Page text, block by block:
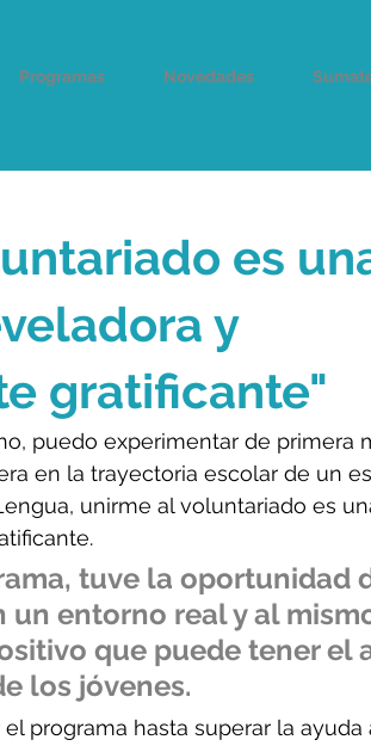
Programas Novedades
es
y
gratificante"
puedo experimentar de primera
en la trayectoria escolar de un
unirme al voluntariado es
tuve la oportunidad
un entorno real y al
que puede tener el
los jóvenes.
programa hasta superar la ayuda